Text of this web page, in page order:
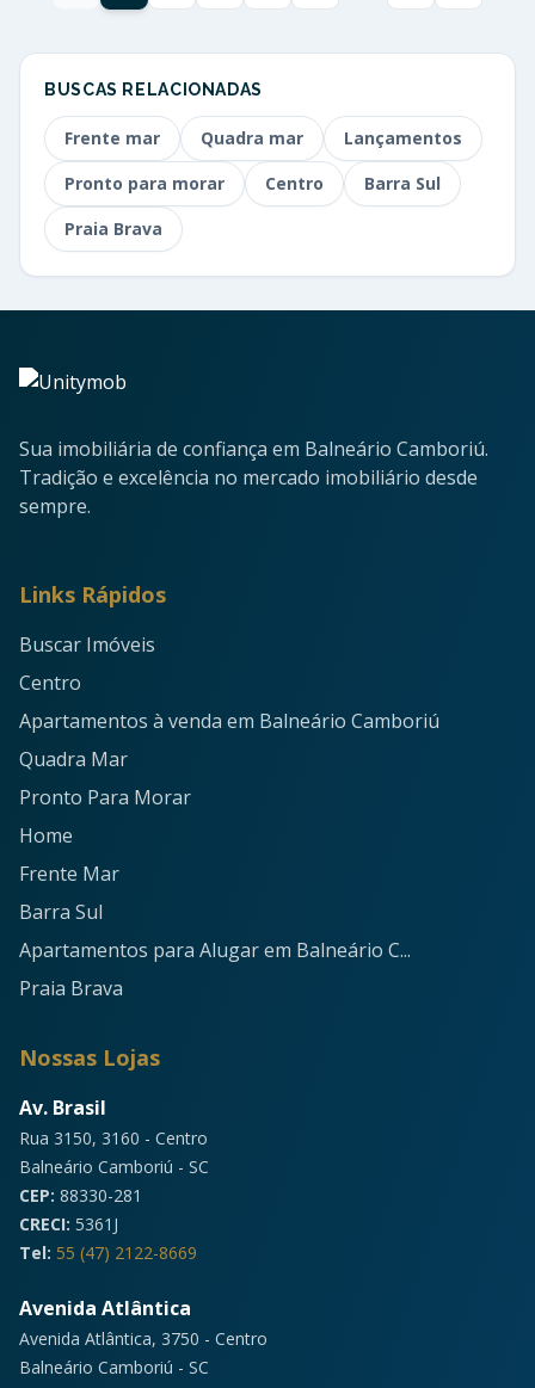
BUSCAS RELACIONADAS
Frente mar Quadra mar
Lançamentos
Pronto para morar
Centro
Barra Sul
Praia Brava
Sua imobiliária de confiança em Balneário Camboriú.
Tradição e excelência no mercado imobiliário desde
sempre.
Links Rápidos
Buscar Imóveis
Centro
Apartamentos à venda em Balneário Camboriú
Quadra Mar
Pronto Para Morar
Home
Frente Mar
Barra Sul
Apartamentos para Alugar em Balneário C...
Praia Brava
Nossas Lojas
Av. Brasil
Rua 3150, 3160 - Centro
Balneário Camboriú - SC
CEP: 88330-281
CRECI: 5361J
Tel: 55 (47) 2122-8669
Avenida Atlântica
Avenida Atlântica, 3750 - Centro
Balneário Camboriú - SC